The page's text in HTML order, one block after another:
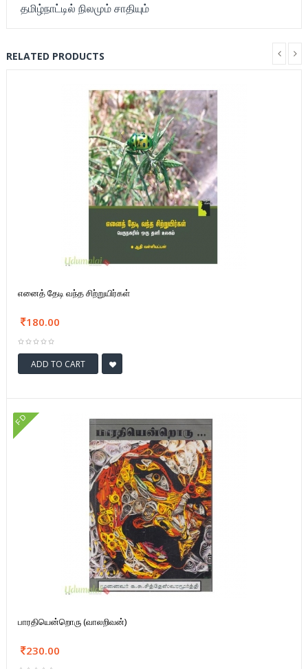
தமிழ்நாட்டில் நிலமும் சாதியும்
RELATED PRODUCTS
எனைத் தேடி வந்த சிற்றுயிர்கள்
180.00
ADD TO CART
FD
பாரதியென்றொரு (வாலறிவன்)
230.00